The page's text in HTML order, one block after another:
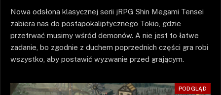
Nowa odsłona klasycznej serii jRPG Shin Megami Tensei
zabiera nas do postapokaliptycznego Tokio, gdzie
przetrwać musimy wśród demonów. A nie jest to łatwe
zadanie, bo zgodnie z duchem poprzednich części gra robi
wszystko, aby postawić wyzwanie przed grającym.
PODGLĄD